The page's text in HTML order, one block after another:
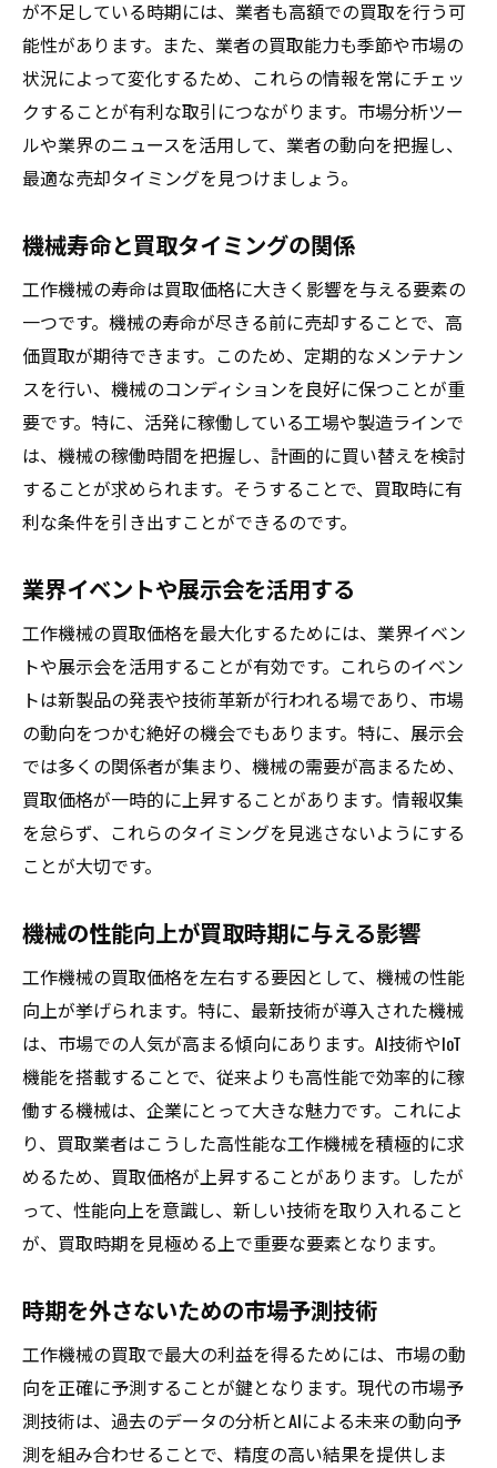
が不足している時期には、業者も高額での買取を行う可
能性があります。また、業者の買取能力も季節や市場の
状況によって変化するため、これらの情報を常にチェッ
クすることが有利な取引につながります。市場分析ツー
ルや業界のニュースを活用して、業者の動向を把握し、
最適な売却タイミングを見つけましょう。
機械寿命と買取タイミングの関係
工作機械の寿命は買取価格に大きく影響を与える要素の
一つです。機械の寿命が尽きる前に売却することで、高
価買取が期待できます。このため、定期的なメンテナン
スを行い、機械のコンディションを良好に保つことが重
要です。特に、活発に稼働している工場や製造ラインで
は、機械の稼働時間を把握し、計画的に買い替えを検討
することが求められます。そうすることで、買取時に有
利な条件を引き出すことができるのです。
業界イベントや展示会を活用する
工作機械の買取価格を最大化するためには、業界イベン
トや展示会を活用することが有効です。これらのイベン
トは新製品の発表や技術革新が行われる場であり、市場
の動向をつかむ絶好の機会でもあります。特に、展示会
では多くの関係者が集まり、機械の需要が高まるため、
買取価格が一時的に上昇することがあります。情報収集
を怠らず、これらのタイミングを見逃さないようにする
ことが大切です。
機械の性能向上が買取時期に与える影響
工作機械の買取価格を左右する要因として、機械の性能
向上が挙げられます。特に、最新技術が導入された機械
は、市場での人気が高まる傾向にあります。AI技術やIoT
機能を搭載することで、従来よりも高性能で効率的に稼
働する機械は、企業にとって大きな魅力です。これによ
り、買取業者はこうした高性能な工作機械を積極的に求
めるため、買取価格が上昇することがあります。したが
って、性能向上を意識し、新しい技術を取り入れること
が、買取時期を見極める上で重要な要素となります。
時期を外さないための市場予測技術
工作機械の買取で最大の利益を得るためには、市場の動
向を正確に予測することが鍵となります。現代の市場予
測技術は、過去のデータの分析とAIによる未来の動向予
測を組み合わせることで、精度の高い結果を提供しま